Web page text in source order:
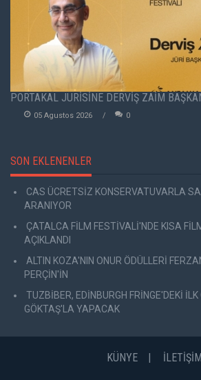
PORTAKAL JÜRİSİNE DERVİŞ ZAİM
05 Agustos 2026 0
SON EKLENENLER
CAS ÜCRETSİZ KONSERVATUVARLA
ARANIYOR
ÇATALCA FİLM FESTİVALİ'NDE KISA
AÇIKLANDI
ALTIN KOZA'NIN ONUR ÖDÜLLERİ
PERÇİN'İN
TUZBİBER, EDİNBURGH FRİNGE'DEKİ
GÖKTAŞ'LA YAPACAK
KÜNYE İLETİŞİM